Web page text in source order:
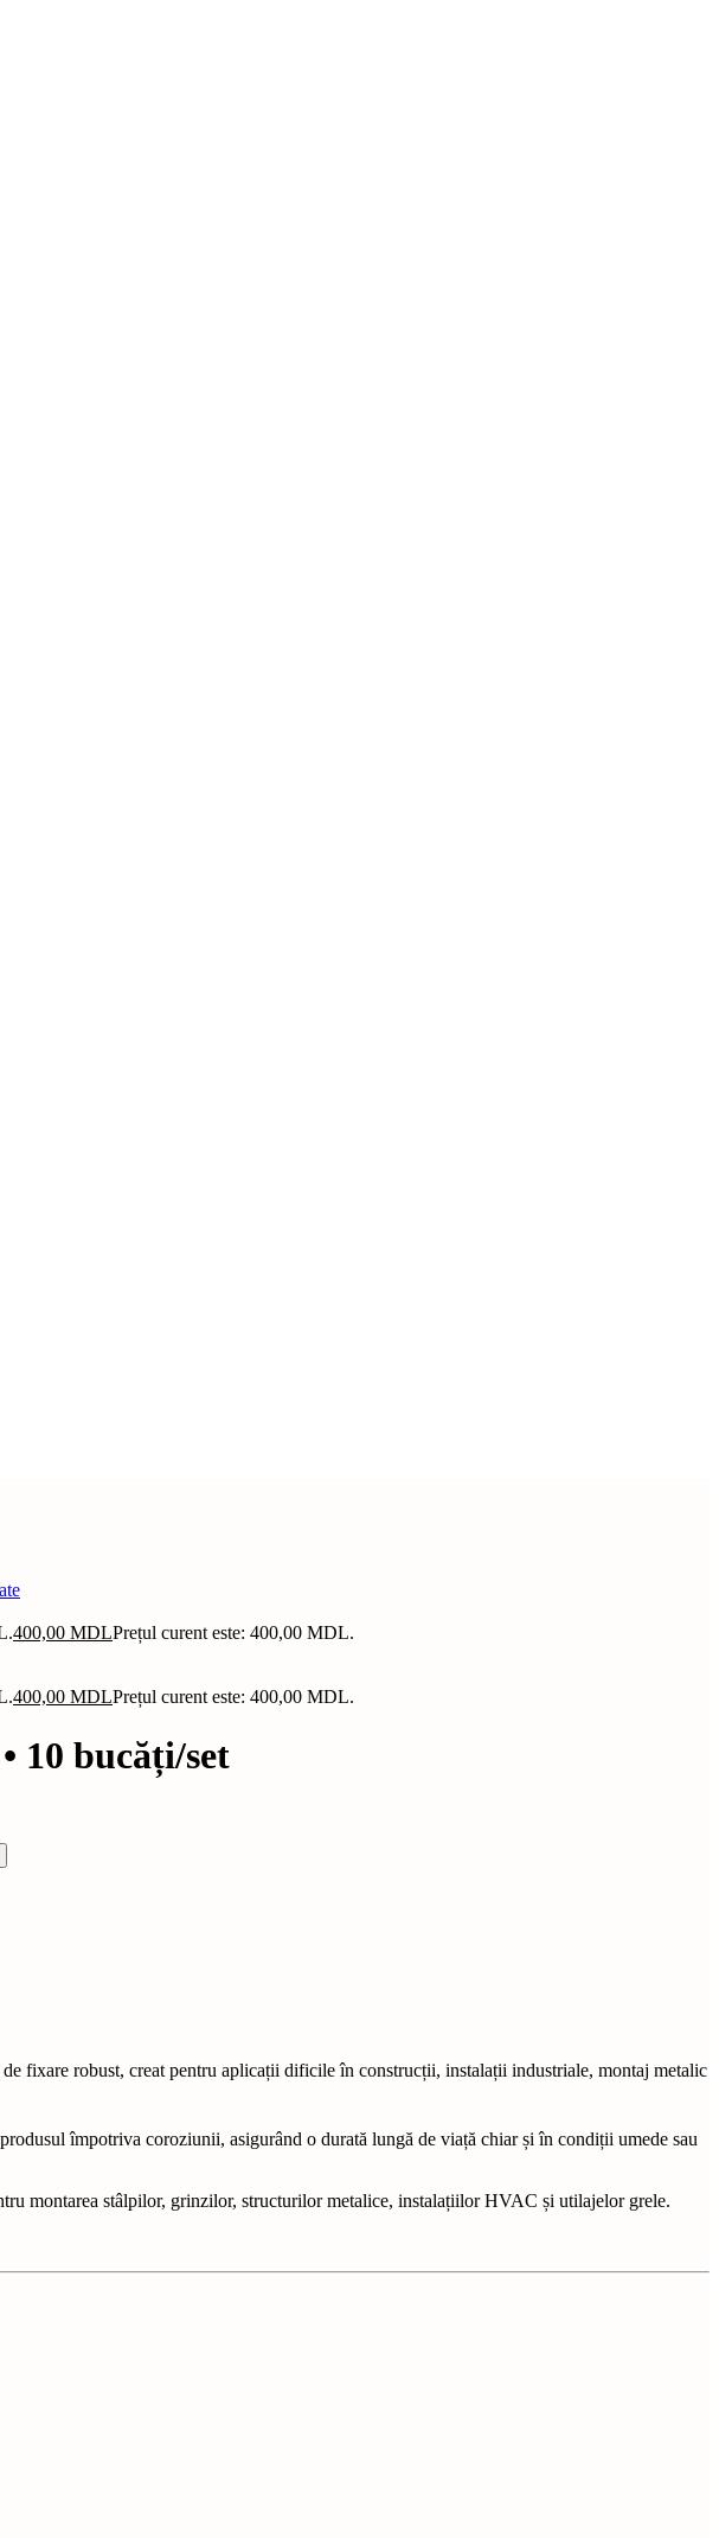
400,00 MDLPrețul curent este: 400,00 MDL.
400,00 MDLPrețul curent este: 400,00 MDL.
10 bucăți/set
de fixare robust, creat pentru aplicații dificile în construcții, instalații industriale, montaj metalic
împotriva coroziunii, asigurând o durată lungă de viață chiar și în condiții umede sau
montarea stâlpilor, grinzilor, structurilor metalice, instalațiilor HVAC și utilajelor grele.